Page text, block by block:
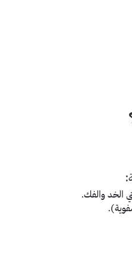
الخد والفك.